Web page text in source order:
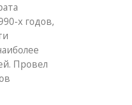
х годов,
Провел